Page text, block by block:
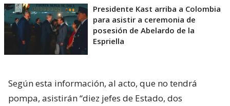
Presidente Kast arriba a Colombia
para asistir a ceremonia de
posesión de Abelardo de la
Espriella
Según esta información, al acto, que no tendrá
pompa, asistirán “diez jefes de Estado, dos